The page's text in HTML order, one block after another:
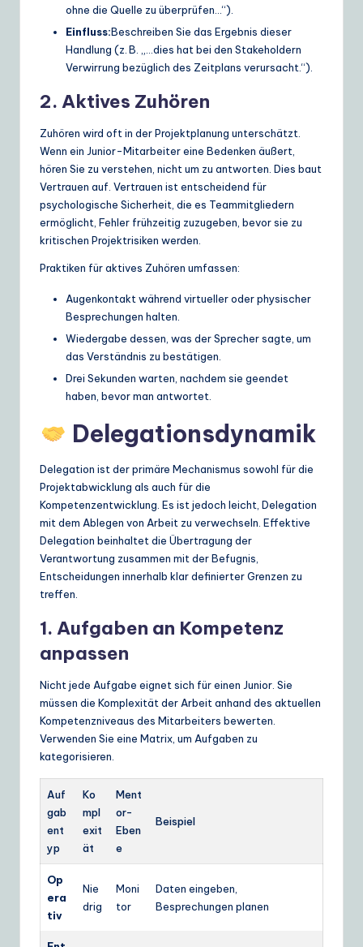
ohne die Quelle zu überprüfen…“).
Einfluss:Beschreiben Sie das Ergebnis dieser
Handlung (z. B. „…dies hat bei den Stakeholdern
Verwirrung bezüglich des Zeitplans verursacht.“).
2. Aktives Zuhören
Zuhören wird oft in der Projektplanung unterschätzt.
Wenn ein Junior-Mitarbeiter eine Bedenken äußert,
hören Sie zu verstehen, nicht um zu antworten. Dies baut
Vertrauen auf. Vertrauen ist entscheidend für
psychologische Sicherheit, die es Teammitgliedern
ermöglicht, Fehler frühzeitig zuzugeben, bevor sie zu
kritischen Projektrisiken werden.
Praktiken für aktives Zuhören umfassen:
Augenkontakt während virtueller oder physischer
Besprechungen halten.
Wiedergabe dessen, was der Sprecher sagte, um
das Verständnis zu bestätigen.
Drei Sekunden warten, nachdem sie geendet
haben, bevor man antwortet.
Delegationsdynamik
Delegation ist der primäre Mechanismus sowohl für die
Projektabwicklung als auch für die
Kompetenzentwicklung. Es ist jedoch leicht, Delegation
mit dem Ablegen von Arbeit zu verwechseln. Effektive
Delegation beinhaltet die Übertragung der
Verantwortung zusammen mit der Befugnis,
Entscheidungen innerhalb klar definierter Grenzen zu
treffen.
1. Aufgaben an Kompetenz
anpassen
Nicht jede Aufgabe eignet sich für einen Junior. Sie
müssen die Komplexität der Arbeit anhand des aktuellen
Kompetenzniveaus des Mitarbeiters bewerten.
Verwenden Sie eine Matrix, um Aufgaben zu
kategorisieren.
Auf
gab
ent
yp
Ko
mpl
exit
ät
Ment
or-
Eben
e
Beispiel
Op
era
tiv
Nie
drig
Moni
tor
Daten eingeben,
Besprechungen planen